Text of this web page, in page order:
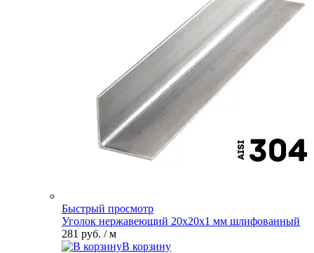
Быстрый просмотр
Уголок нержавеющий 20х20х1 мм шлифованный
281 руб. / м
В корзину